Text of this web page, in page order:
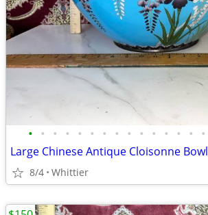
• • • • • • • • • • • • • • •
Large Chinese Antique Cloisonne Bowl
8/4 Whittier